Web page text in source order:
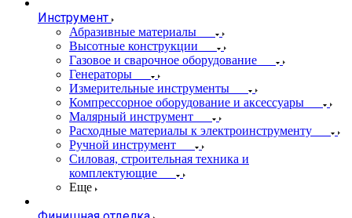
Инструмент
Абразивные материалы
Высотные конструкции
Газовое и сварочное оборудование
Генераторы
Измерительные инструменты
Компрессорное оборудование и аксессуары
Малярный инструмент
Расходные материалы к электроинструменту
Ручной инструмент
Силовая, строительная техника и
комплектующие
Еще